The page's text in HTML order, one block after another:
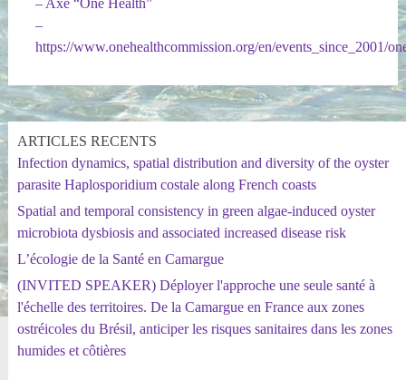
– Axe “One Health”
–
https://www.onehealthcommission.org/en/events_since_2001/
ARTICLES RECENTS
Infection dynamics, spatial distribution and diversity of the oyster
parasite Haplosporidium costale along French coasts
Spatial and temporal consistency in green algae-induced oyster
microbiota dysbiosis and associated increased disease risk
L’écologie de la Santé en Camargue
(INVITED SPEAKER) Déployer l'approche une seule santé à
l'échelle des territoires. De la Camargue en France aux zones
ostréicoles du Brésil, anticiper les risques sanitaires dans les zones
humides et côtières